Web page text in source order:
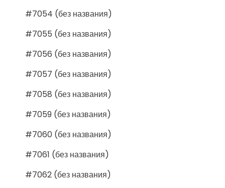
#7054 (без названия)
#7055 (без названия)
#7056 (без названия)
#7057 (без названия)
#7058 (без названия)
#7059 (без названия)
#7060 (без названия)
#7061 (без названия)
#7062 (без названия)